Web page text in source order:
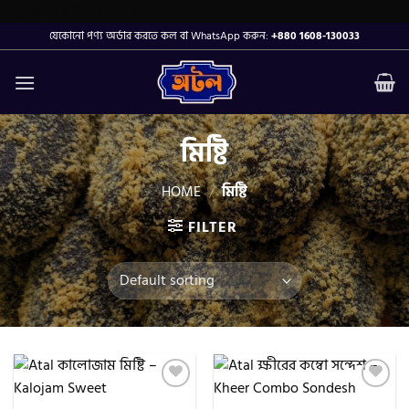
to
content
যেকোনো পণ্য অর্ডার করতে কল বা WhatsApp করুন: +880 1608-130033
মিষ্টি
HOME /মিষ্টি
FILTER